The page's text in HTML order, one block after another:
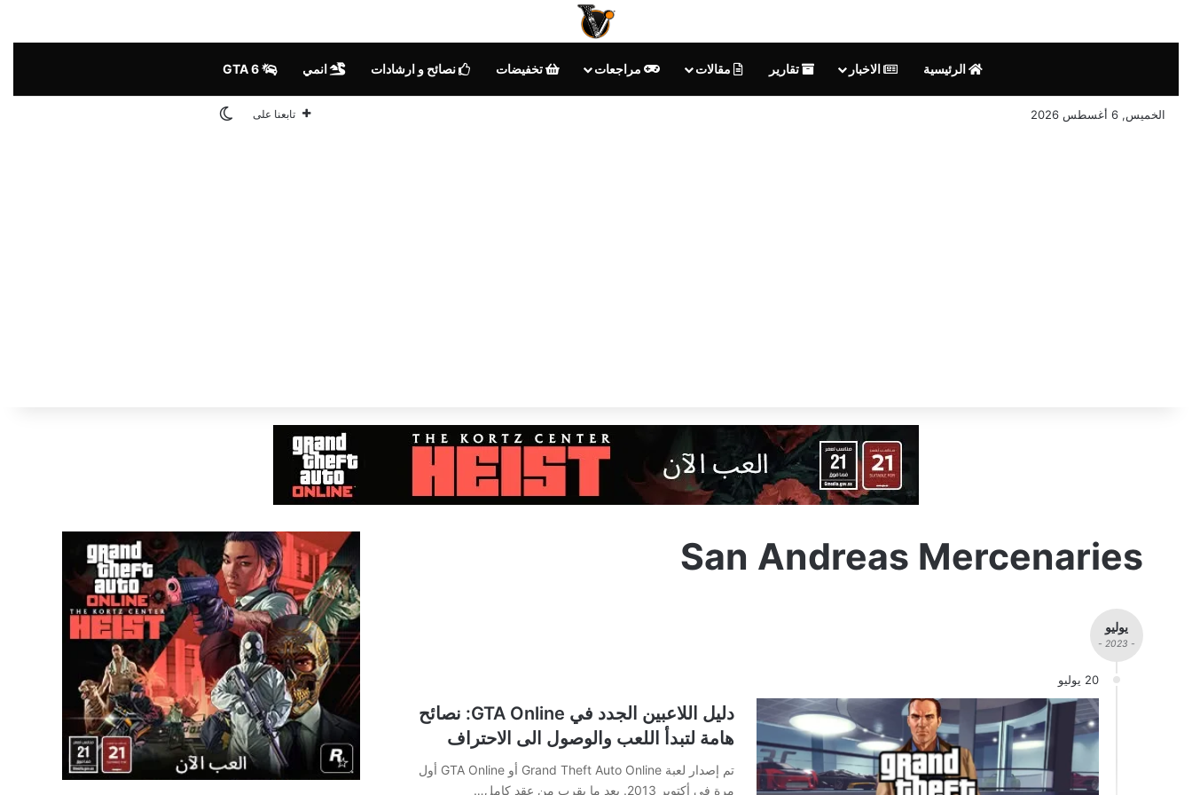
الرئيسية الاخبار تقارير مقالات مراجعات تخفيضات نصائح و ارشادات انمي
الخميس, 6 أغسطس 2026 تابعنا على الوضع المظلم
San Andreas Mercenaries
يوليو
- 2023 -
20 يوليو
دليل اللاعبين الجدد في GTA Online‏: نصائح
هامة لتبدأ اللعب والوصول الى الاحتراف
تم إصدار لعبة Grand Theft Auto Online أو GTA Online أول
مرة في أكتوبر 2013. بعد ما يقرب من عقد كامل…